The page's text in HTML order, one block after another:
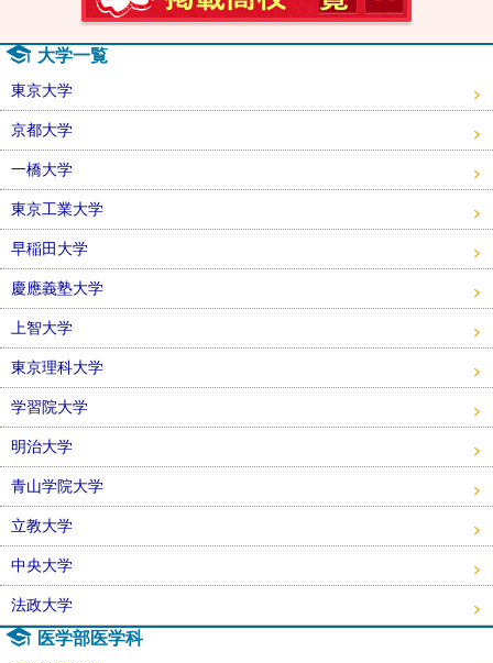
大学一覧
東京大学
京都大学
一橋大学
東京工業大学
早稲田大学
慶應義塾大学
上智大学
東京理科大学
学習院大学
明治大学
青山学院大学
立教大学
中央大学
法政大学
医学部医学科